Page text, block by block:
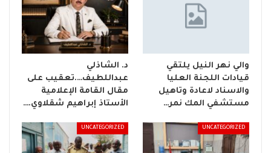
والي نهر النيل يلتقي
قيادات اللجنة العليا
والاسناد لاعادة وتاهيل
مستشفي المك نمر…
د. الشاذلي
عبداللطيف….تعقيب على
مقال القامة الإعلامية
الأستاذ إبراهيم شقلاوي.…
UNCATEGORIZED
UNCATEGORIZED